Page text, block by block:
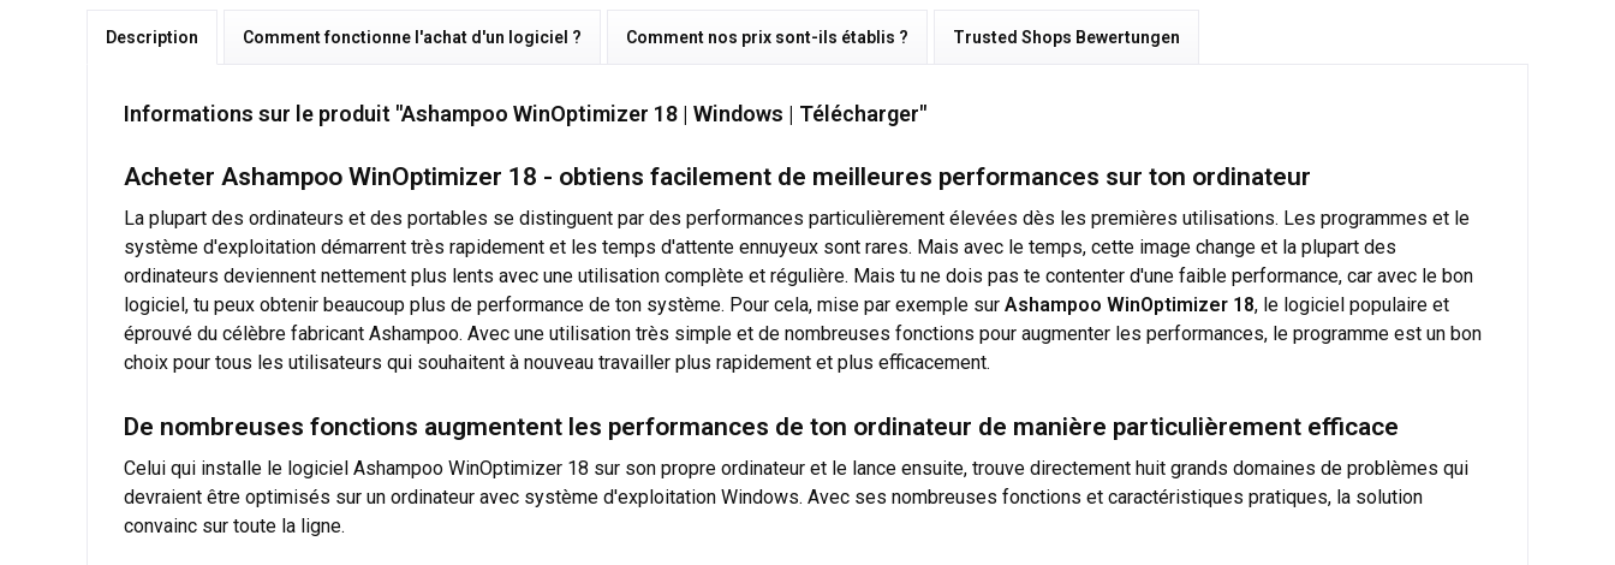
Description Comment fonctionne l'achat d'un logiciel ? Comment nos prix sont-ils établis ? Trusted Shops Bewertungen
Informations sur le produit "Ashampoo WinOptimizer 18 | Windows | Télécharger"
Acheter Ashampoo WinOptimizer 18 - obtiens facilement de meilleures performances sur ton ordinateur
La plupart des ordinateurs et des portables se distinguent par des performances particulièrement élevées dès les premières utilisations. Les programmes et le
système d'exploitation démarrent très rapidement et les temps d'attente ennuyeux sont rares. Mais avec le temps, cette image change et la plupart des
ordinateurs deviennent nettement plus lents avec une utilisation complète et régulière. Mais tu ne dois pas te contenter d'une faible performance, car avec le bon
logiciel, tu peux obtenir beaucoup plus de performance de ton système. Pour cela, mise par exemple sur Ashampoo WinOptimizer 18, le logiciel populaire et
éprouvé du célèbre fabricant Ashampoo. Avec une utilisation très simple et de nombreuses fonctions pour augmenter les performances, le programme est un bon
choix pour tous les utilisateurs qui souhaitent à nouveau travailler plus rapidement et plus efficacement.
De nombreuses fonctions augmentent les performances de ton ordinateur de manière particulièrement efficace
Celui qui installe le logiciel Ashampoo WinOptimizer 18 sur son propre ordinateur et le lance ensuite, trouve directement huit grands domaines de problèmes qui
devraient être optimisés sur un ordinateur avec système d'exploitation Windows. Avec ses nombreuses fonctions et caractéristiques pratiques, la solution
convainc sur toute la ligne.